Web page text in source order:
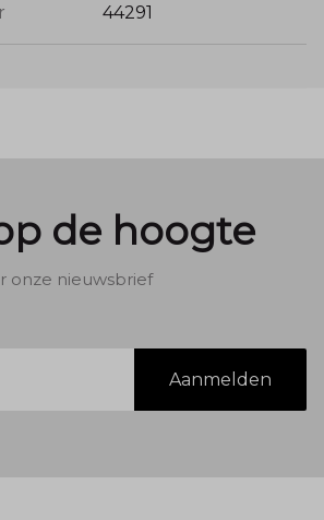
44291
de hoogte
onze nieuwsbrief
Aanmelden